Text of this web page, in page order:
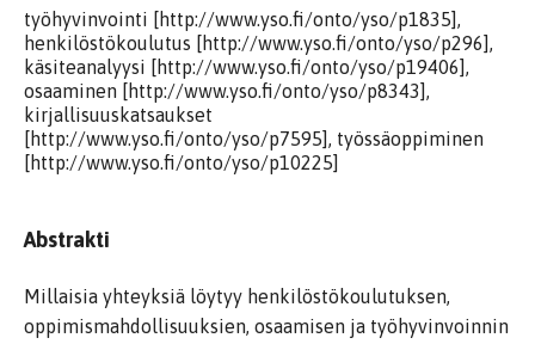
työhyvinvointi [http://www.yso.fi/onto/yso/p1835],
henkilöstökoulutus [http://www.yso.fi/onto/yso/p296],
käsiteanalyysi [http://www.yso.fi/onto/yso/p19406],
osaaminen [http://www.yso.fi/onto/yso/p8343],
kirjallisuuskatsaukset
[http://www.yso.fi/onto/yso/p7595], työssäoppiminen
[http://www.yso.fi/onto/yso/p10225]
Abstrakti
Millaisia yhteyksiä löytyy henkilöstökoulutuksen,
oppimismahdollisuuksien, osaamisen ja työhyvinvoinnin